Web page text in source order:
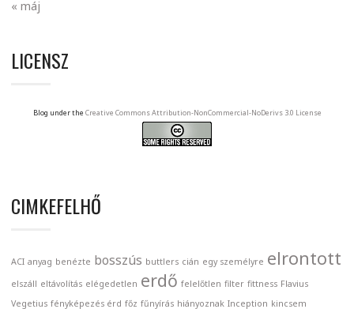
« máj
LICENSZ
Blog under the Creative Commons Attribution-NonCommercial-NoDerivs 3.0 License
CIMKEFELHŐ
ACI anyag benézte bosszús buttlers cián egy személyre elrontott
elszáll eltávolítás elégedetlen erdő felelőtlen filter fittness Flavius
Vegetius fényképezés érd főz fűnyírás hiányoznak Inception kincsem